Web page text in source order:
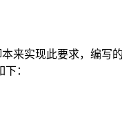
实现此要求，编写
：